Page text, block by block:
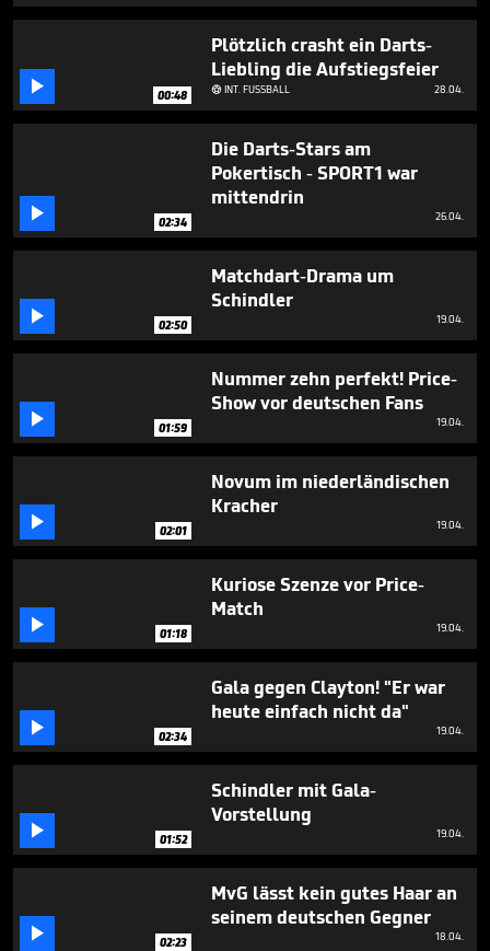
 00:48
Plötzlich crasht ein Darts-
Liebling die Aufstiegsfeier
INT. FUSSBALL 28.04.
 02:34
Die Darts-Stars am
Pokertisch - SPORT1 war
mittendrin
26.04.
 02:50
Matchdart-Drama um
Schindler
19.04.
 01:59
Nummer zehn perfekt! Price-
Show vor deutschen Fans
19.04.
 02:01
Novum im niederländischen
Kracher
19.04.
 01:18
Kuriose Szenze vor Price-
Match
19.04.
 02:34
Gala gegen Clayton! "Er war
heute einfach nicht da"
19.04.
 01:52
Schindler mit Gala-
Vorstellung
19.04.
 02:23
MvG lässt kein gutes Haar an
seinem deutschen Gegner
18.04.